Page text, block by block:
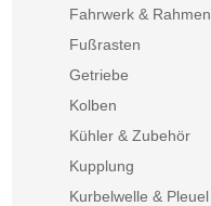
Fahrwerk & Rahmen
Fußrasten
Getriebe
Kolben
Kühler & Zubehör
Kupplung
Kurbelwelle & Pleuel